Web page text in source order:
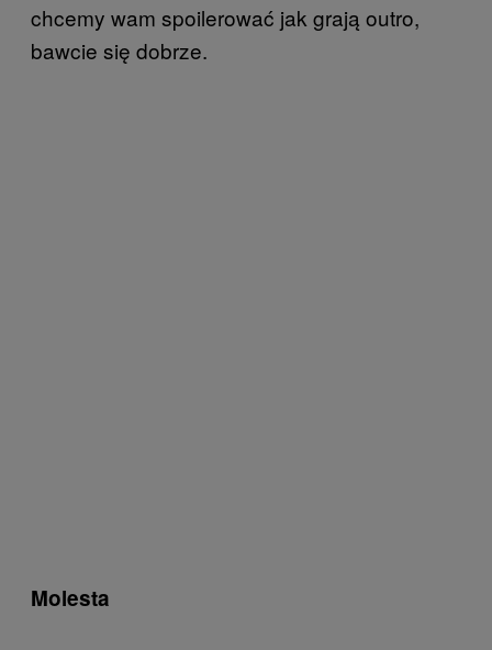
chcemy wam spoilerować jak grają outro,
bawcie się dobrze.
Molesta